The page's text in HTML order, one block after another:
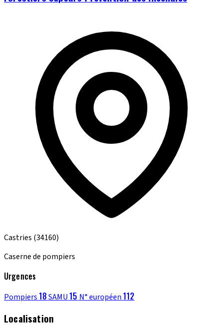
Castries (34160)
Caserne de pompiers
Urgences
Pompiers 18SAMU 15 N° européen 112
Localisation